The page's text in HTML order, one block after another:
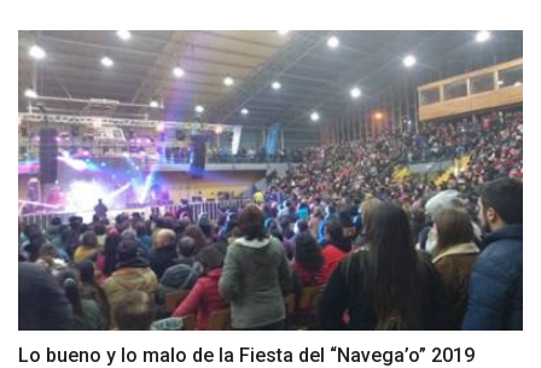
Lo bueno y lo malo de la Fiesta del “Navega’o” 2019